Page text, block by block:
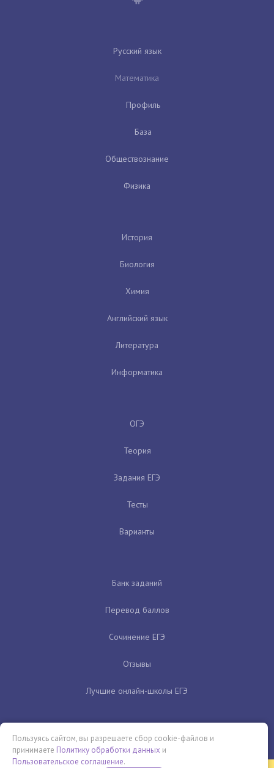
Русский язык
Математика
Профиль
База
Обществознание
Физика
История
Биология
Химия
Английский язык
Литература
Информатика
ОГЭ
Теория
Задания ЕГЭ
Тесты
Варианты
Банк заданий
Перевод баллов
Сочинение ЕГЭ
Отзывы
Лучшие онлайн-школы ЕГЭ
Пользуясь сайтом, вы разрешаете сбор cookie-файлов и
принимаете Политику обработки данных и
Пользовательское соглашение.